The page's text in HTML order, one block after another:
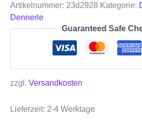
Artikelnummer: 23d2928 Kategorie:
Dennerle
Guaranteed Safe
zzgl. Versandkosten
Lieferzeit: 2-4 Werktage